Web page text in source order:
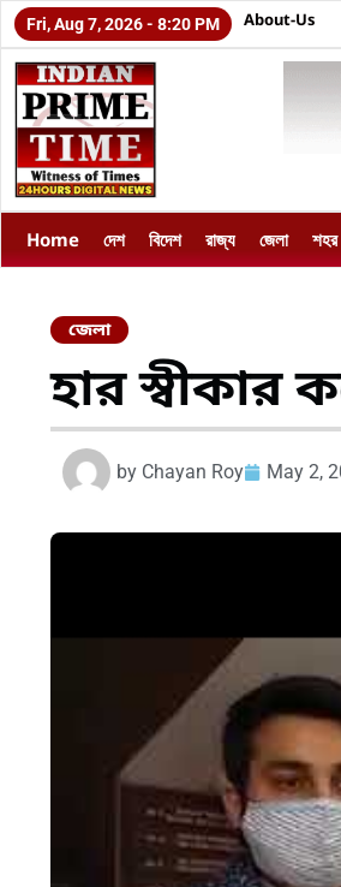
Fri, Aug 7, 2026 - 8:20 PM About-Us
Home দেশ বিদেশ রাজ্য জেলা শহর
জেলা
হার স্বীকার
by Chayan Roy May 2,